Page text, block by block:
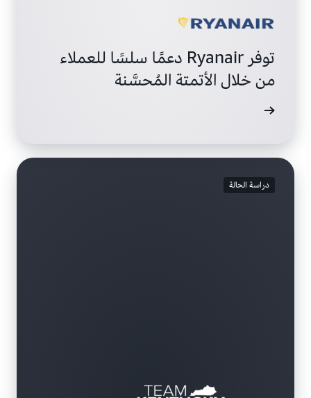
توفر Ryanair دعمًا سلسًا للعملاء
من خلال الأتمتة المُحسَّنة
دراسة الحالة